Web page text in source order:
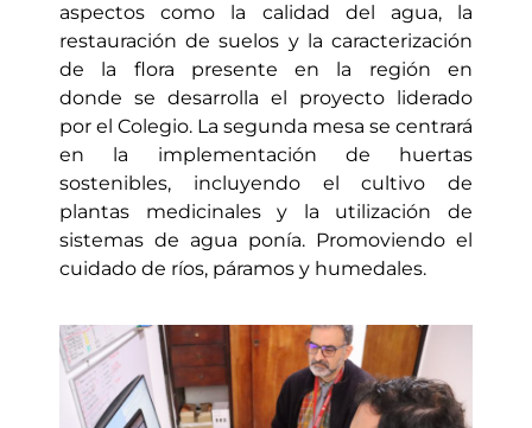
aspectos como la calidad del agua, la
restauración de suelos y la caracterización
de la flora presente en la región en
donde se desarrolla el proyecto liderado
por el Colegio. La segunda mesa se centrará
en la implementación de huertas
sostenibles, incluyendo el cultivo de
plantas medicinales y la utilización de
sistemas de agua ponía. Promoviendo el
cuidado de ríos, páramos y humedales.